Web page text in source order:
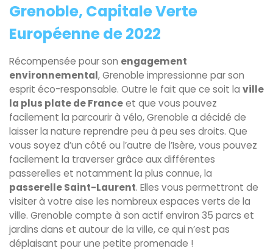
Grenoble, Capitale Verte
Européenne de 2022
Récompensée pour son engagement
environnemental, Grenoble impressionne par son
esprit éco-responsable. Outre le fait que ce soit la ville
la plus plate de Franceet que vous pouvez
facilement la parcourir à vélo, Grenoble a décidé de
laisser la nature reprendre peu à peu ses droits. Que
vous soyez d’un côté ou l’autre de l’Isère, vous pouvez
facilement la traverser grâce aux différentes
passerelles et notamment la plus connue, la
passerelle Saint-Laurent. Elles vous permettront de
visiter à votre aise les nombreux espaces verts de la
ville. Grenoble compte à son actif environ 35 parcs et
jardins dans et autour de la ville, ce qui n’est pas
déplaisant pour une petite promenade !